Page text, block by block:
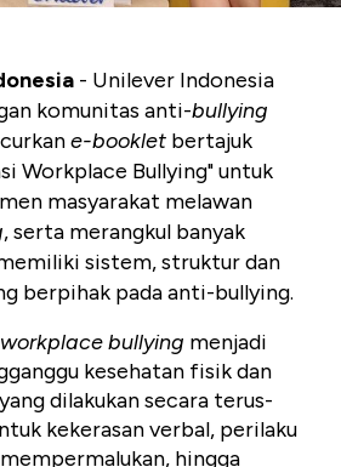
- Unilever Indonesia
komunitas anti-bullying
e-booklet bertajuk
Workplace Bullying" untuk
masyarakat melawan
, serta merangkul banyak
sistem, struktur dan
berpihak pada anti-bullying.
workplace bullying menjadi
kesehatan fisik dan
dilakukan secara terus-
kekerasan verbal, perilaku
hingga